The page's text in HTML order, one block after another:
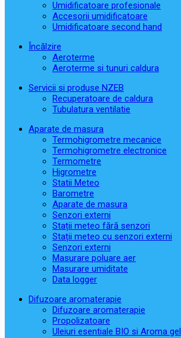
Umidificatoare profesionale
Accesorii umidificatoare
Umidificatoare second hand
Încălzire
Aeroterme
Aeroterme si tunuri caldura
Servicii si produse NZEB
Recuperatoare de caldura
Tubulatura ventilatie
Aparate de masura
Termohigrometre mecanice
Termohigrometre electronice
Termometre
Higrometre
Statii Meteo
Barometre
Aparate de masura
Senzori externi
Stații meteo fără senzori
Stații meteo cu senzori externi
Senzori externi
Masurare poluare aer
Masurare umiditate
Data logger
Difuzoare aromaterapie
Difuzoare aromaterapie
Propolizatoare
Uleiuri esentiale BIO si Aroma gel